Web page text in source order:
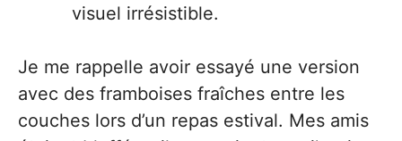
visuel irrésistible.
Je me rappelle avoir essayé une version
avec des framboises fraîches entre les
couches lors d’un repas estival. Mes amis